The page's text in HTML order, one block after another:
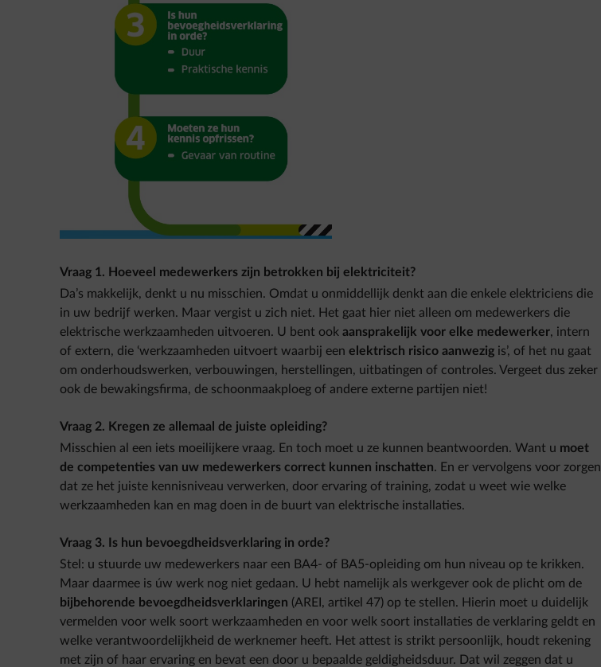
Vraag 1. Hoeveel medewerkers zijn betrokken bij elektriciteit?
Da’s makkelijk, denkt u nu misschien. Omdat u onmiddellijk denkt aan die enkele elektriciens die
in uw bedrijf werken. Maar vergist u zich niet. Het gaat hier niet alleen om medewerkers die
elektrische werkzaamheden uitvoeren. U bent ook aansprakelijk voor elke medewerker, intern
of extern, die ‘werkzaamheden uitvoert waarbij een elektrisch risico aanwezig is’, of het nu gaat
om onderhoudswerken, verbouwingen, herstellingen, uitbatingen of controles. Vergeet dus zeker
ook de bewakingsfirma, de schoonmaakploeg of andere externe partijen niet!
Vraag 2. Kregen ze allemaal de juiste opleiding?
Misschien al een iets moeilijkere vraag. En toch moet u ze kunnen beantwoorden. Want u moet
de competenties van uw medewerkers correct kunnen inschatten. En er vervolgens voor zorgen
dat ze het juiste kennisniveau verwerken, door ervaring of training, zodat u weet wie welke
werkzaamheden kan en mag doen in de buurt van elektrische installaties.
Vraag 3. Is hun bevoegdheidsverklaring in orde?
Stel: u stuurde uw medewerkers naar een BA4- of BA5-opleiding om hun niveau op te krikken.
Maar daarmee is úw werk nog niet gedaan. U hebt namelijk als werkgever ook de plicht om de
bijbehorende bevoegdheidsverklaringen (AREI, artikel 47) op te stellen. Hierin moet u duidelijk
vermelden voor welk soort werkzaamheden en voor welk soort installaties de verklaring geldt en
welke verantwoordelijkheid de werknemer heeft. Het attest is strikt persoonlijk, houdt rekening
met zijn of haar ervaring en bevat een door u bepaalde geldigheidsduur. Dat wil zeggen dat u